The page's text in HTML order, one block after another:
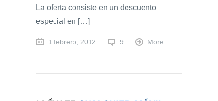
La oferta consiste en un descuento
especial en […]
1 febrero, 2012 9 More